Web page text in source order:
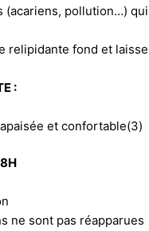
(acariens, pollution…)
relipidante fond et
:
et confortable(3)
ne sont pas réapparues